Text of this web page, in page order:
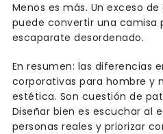
Menos es más. Un exceso
puede convertir una camisa
escaparate desordenado.
En resumen: las diferencias
corporativas para hombre y
estética. Son cuestión de
Diseñar bien es escuchar al
personas reales y priorizar